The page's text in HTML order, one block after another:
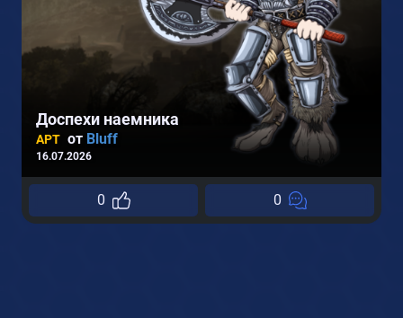
Доспехи наемника
АРТ от Bluff
16.07.2026
0 0